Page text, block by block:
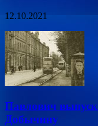
12.10.2021
Павлович
Добычину